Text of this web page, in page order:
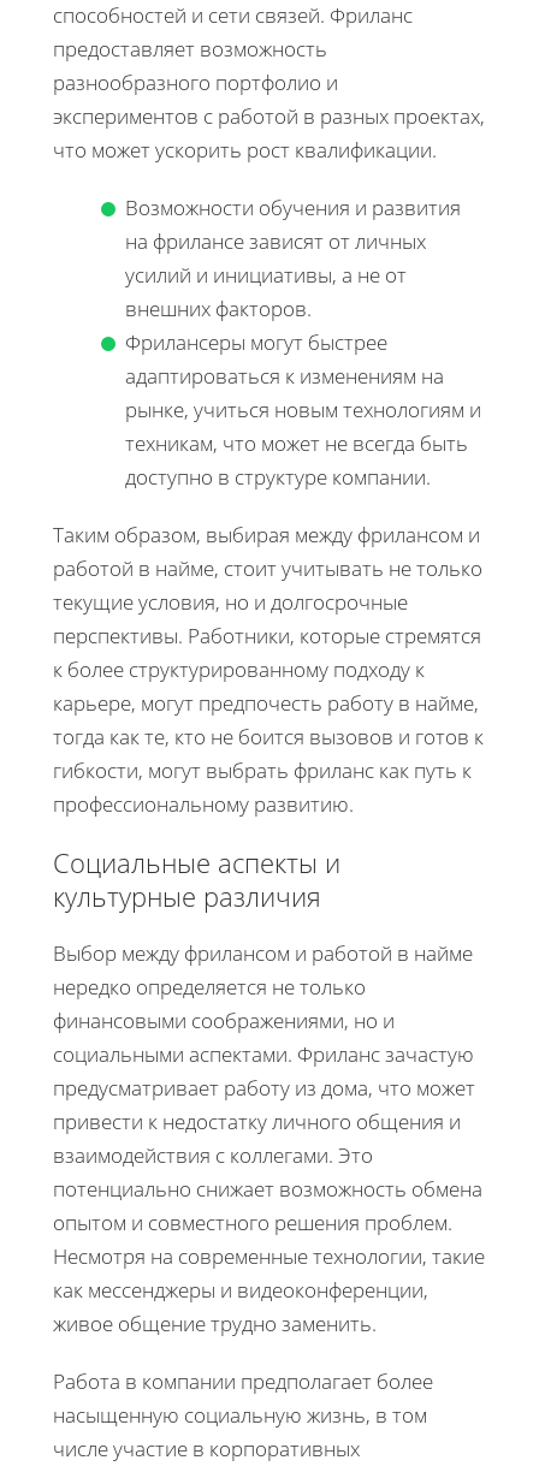
способностей и сети связей. Фриланс
предоставляет возможность
разнообразного портфолио и
экспериментов с работой в разных проектах,
что может ускорить рост квалификации.
Возможности обучения и развития
на фрилансе зависят от личных
усилий и инициативы, а не от
внешних факторов.
Фрилансеры могут быстрее
адаптироваться к изменениям на
рынке, учиться новым технологиям и
техникам, что может не всегда быть
доступно в структуре компании.
Таким образом, выбирая между фрилансом и
работой в найме, стоит учитывать не только
текущие условия, но и долгосрочные
перспективы. Работники, которые стремятся
к более структурированному подходу к
карьере, могут предпочесть работу в найме,
тогда как те, кто не боится вызовов и готов к
гибкости, могут выбрать фриланс как путь к
профессиональному развитию.
Социальные аспекты и
культурные различия
Выбор между фрилансом и работой в найме
нередко определяется не только
финансовыми соображениями, но и
социальными аспектами. Фриланс зачастую
предусматривает работу из дома, что может
привести к недостатку личного общения и
взаимодействия с коллегами. Это
потенциально снижает возможность обмена
опытом и совместного решения проблем.
Несмотря на современные технологии, такие
как мессенджеры и видеоконференции,
живое общение трудно заменить.
Работа в компании предполагает более
насыщенную социальную жизнь, в том
числе участие в корпоративных